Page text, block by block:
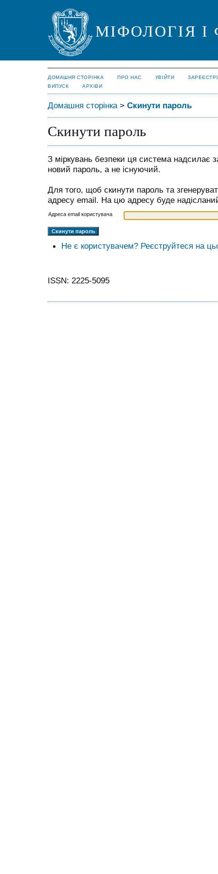
МІФОЛОГІЯ
ДОМАШНЯ СТОРІНКА ПРО НАС УВІЙТИ
ВИПУСК
АРХІВИ
Домашня сторінка> Скинути пароль
Скинути пароль
З міркувань безпеки ця система надсилає
новий пароль, а не існуючий.
Для того, щоб скинути пароль та
адресу email. На цю адресу буде
Адреса email користувача
Не є користувачем? Реєструйтеся на
ISSN: 2225-5095